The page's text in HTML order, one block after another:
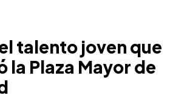
talento joven que
la Plaza Mayor de